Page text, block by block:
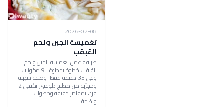
2026-07-08
تغميسة الجبن ولحم
القبقب
طريقة عمل تغميسة الجبن ولحم
القبقب خطوة بخطوة بـ9 مكونات
وفي 35 دقيقة فقط. وصفة سهلة
ومجرّبة من مطبخ دلوقتي تكفي 2
فرد، بمقادير دقيقة وخطوات
واضحة.